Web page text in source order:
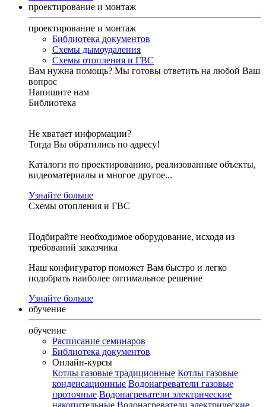
проектирование и монтаж
проектирование и монтаж
Библиотека документов
Схемы дымоудаления
Схемы отопления и ГВС
Вам нужна помощь? Мы готовы ответить на любой Ваш
вопрос
Напишите нам
Библиотека
Не хватает информации?
Тогда Вы обратились по адресу!
Каталоги по проектированию, реализованные объекты,
видеоматериалы и многое другое...
Узнайте больше
Схемы отопления и ГВС
Подбирайте необходимое оборудование, исходя из
требований заказчика
Наш конфигуратор поможет Вам быстро и легко
подобрать наиболее оптимальное решение
Узнайте больше
обучение
обучение
Расписание семинаров
Библиотека документов
Онлайн-курсы
Котлы газовые традиционные Котлы газовые
конденсационные Водонагреватели газовые
проточные Водонагреватели электрические
накопительные Водонагреватели электрические